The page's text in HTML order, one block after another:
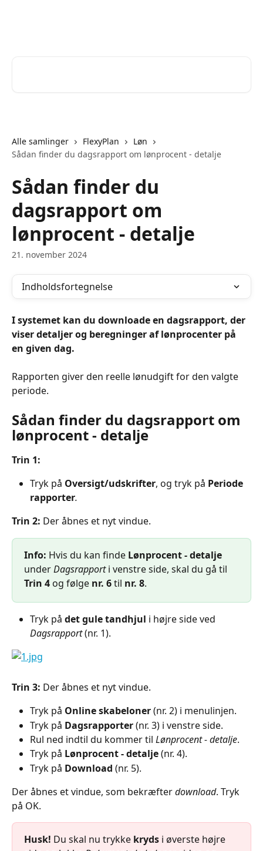
Alle samlinger FlexyPlan
Løn
Sådan finder du dagsrapport om lønprocent - detalje
Sådan finder du
dagsrapport om
lønprocent - detalje
21. november 2024
Indholdsfortegnelse
I systemet kan du downloade en dagsrapport, der
viser detaljer og beregninger af lønprocenter på
en given dag.
Rapporten giver den reelle lønudgift for den valgte
periode.
Sådan finder du dagsrapport om
lønprocent - detalje
Trin 1:
Tryk på Oversigt/udskrifter, og tryk på Periode
rapporter.
Trin 2: Der åbnes et nyt vindue.
Info: Hvis du kan finde Lønprocent - detalje
under Dagsrapport i venstre side, skal du gå til
Trin 4 og følge nr. 6 til nr. 8.
Tryk på det gule tandhjul i højre side ved
Dagsrapport (nr. 1).
Trin 3: Der åbnes et nyt vindue.
Tryk på Online skabeloner (nr. 2) i menulinjen.
Tryk på Dagsrapporter (nr. 3) i venstre side.
Rul ned indtil du kommer til Lønprocent - detalje.
Tryk på Lønprocent - detalje (nr. 4).
Tryk på Download (nr. 5).
Der åbnes et vindue, som bekræfter download. Tryk
på OK.
Husk! Du skal nu trykke kryds i øverste højre